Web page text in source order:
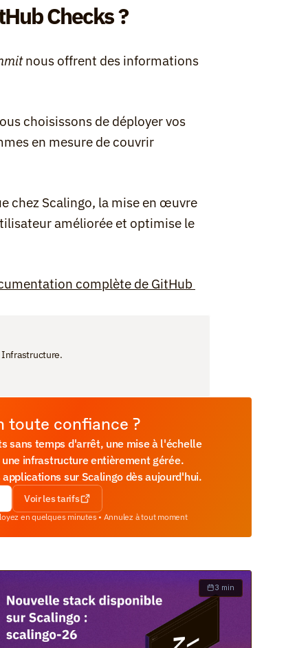
Checks ?
nous offrent des informations
choisissons de déployer vos
en mesure de couvrir
chez Scalingo, la mise en œuvre
améliorée et optimise le
complète de GitHub
Infrastructure.
toute confiance ?
sans temps d'arrêt, une mise à l'échelle
infrastructure entièrement gérée.
sur Scalingo dès aujourd'hui.
Voir les tarifs
en quelques minutes • Annulez à tout moment
3 min